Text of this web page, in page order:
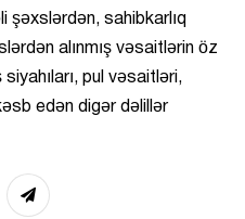
şəxslərdən, sahibkarlıq
alınmış vəsaitlərin öz
pul vəsaitləri,
edən digər dəlillər